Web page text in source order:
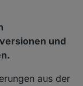
und
aus der